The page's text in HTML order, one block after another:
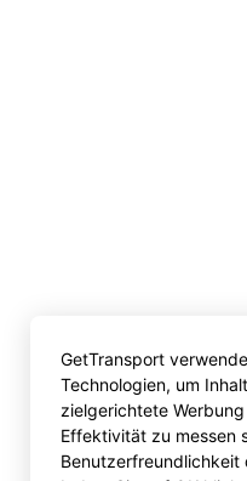
GetTransport
Technologien, um
zielgerichtete
Effektivität zu messen
Benutzerfreundlichkeit